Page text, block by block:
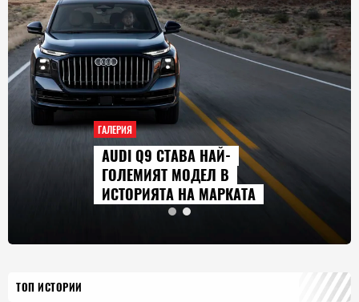
Q9 СТАВА НАЙ-
МОДЕЛ В
НА МАРКАТА
ТОП ИСТОРИИ